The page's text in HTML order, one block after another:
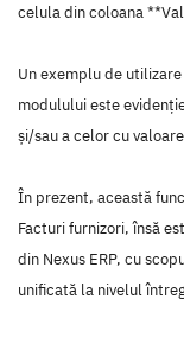
celula din coloana
Un exemplu de
modulului este
și/sau a celor cu
În prezent, această
Facturi furnizori, însă
din Nexus ERP, cu
unificată la nivelul